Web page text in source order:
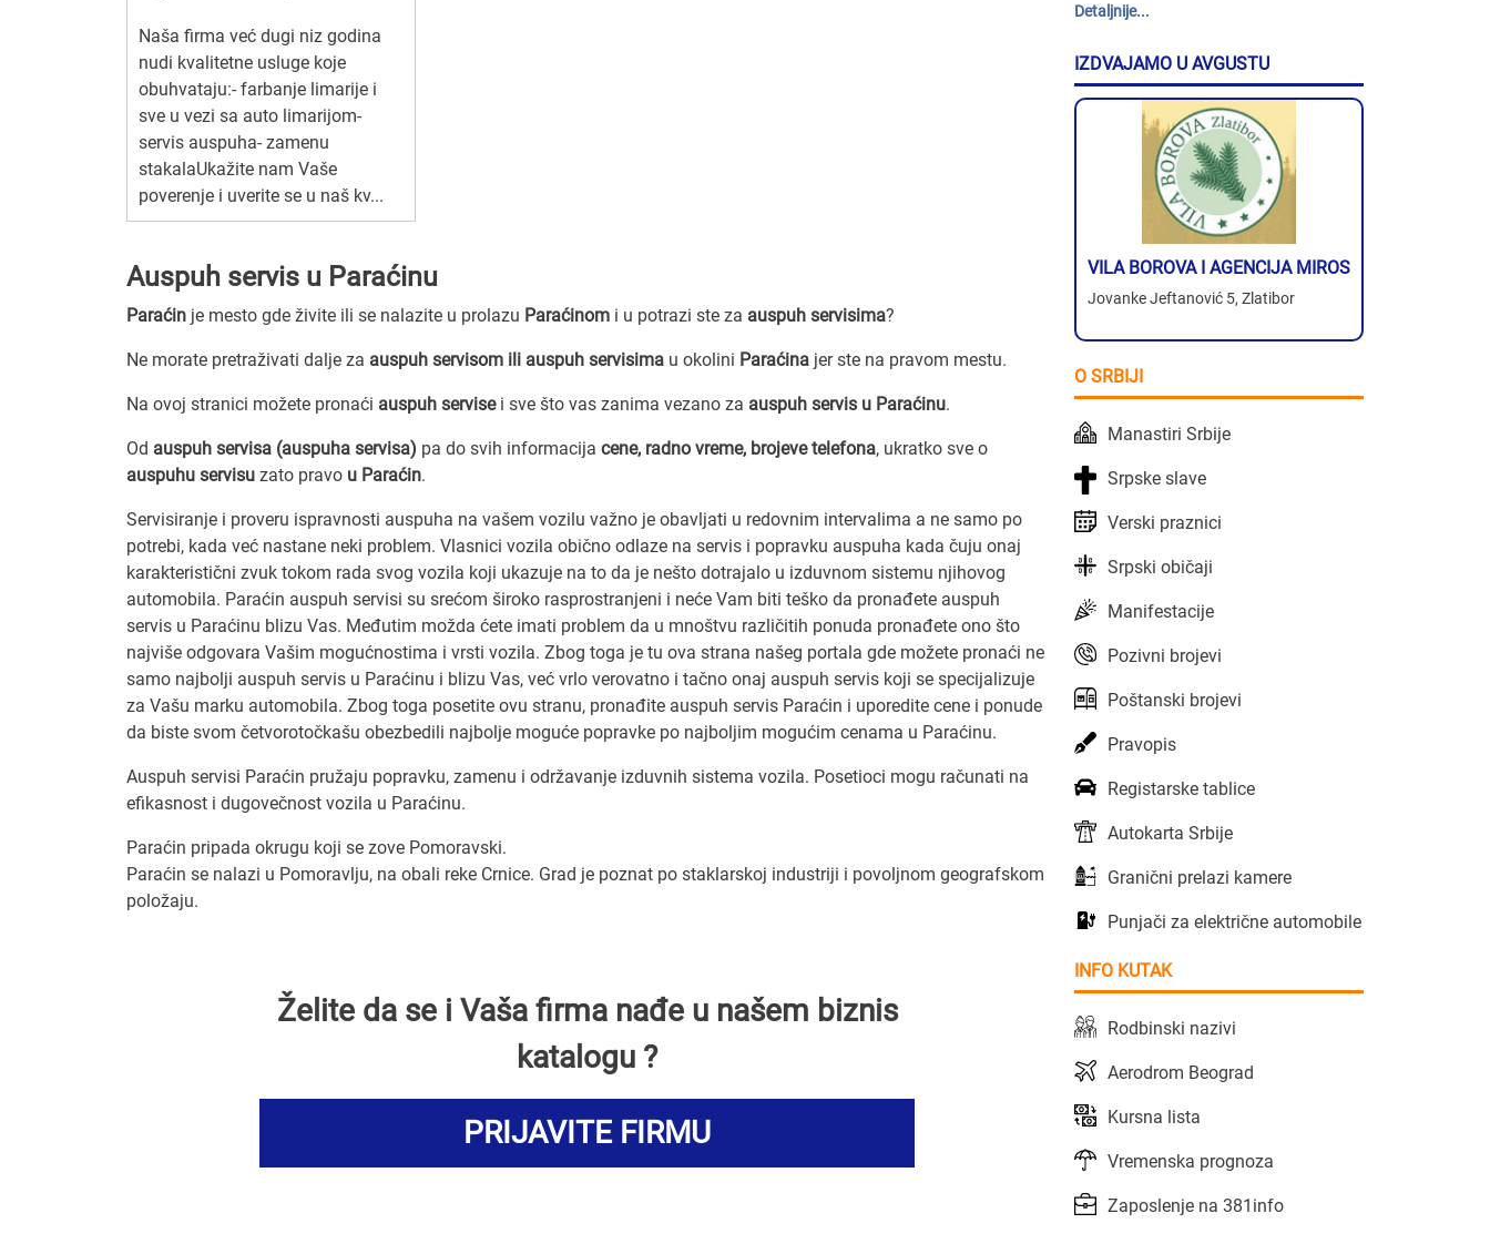
Naša firma već dugi niz godina
nudi kvalitetne usluge koje
obuhvataju:- farbanje limarije i
sve u vezi sa auto limarijom-
servis auspuha- zamenu
stakalaUkažite nam Vaše
poverenje i uverite se u naš kv...
Auspuh servis u Paraćinu
Paraćin je mesto gde živite ili se nalazite u prolazu Paraćinom i u potrazi ste za auspuh servisima?
Ne morate pretraživati dalje za auspuh servisom ili auspuh servisima u okolini Paraćina jer ste na pravom mestu.
Na ovoj stranici možete pronaći auspuh servisei sve što vas zanima vezano za auspuh servis u Paraćinu.
Od auspuh servisa (auspuha servisa) pa do svih informacija cene, radno vreme, brojeve telefona, ukratko sve o
auspuhu servisu zato pravo u Paraćin.
Servisiranje i proveru ispravnosti auspuha na vašem vozilu važno je obavljati u redovnim intervalima a ne samo po
potrebi, kada već nastane neki problem. Vlasnici vozila obično odlaze na servis i popravku auspuha kada čuju onaj
karakteristični zvuk tokom rada svog vozila koji ukazuje na to da je nešto dotrajalo u izduvnom sistemu njihovog
automobila. Paraćin auspuh servisi su srećom široko rasprostranjeni i neće Vam biti teško da pronađete auspuh
servis u Paraćinu blizu Vas. Međutim možda ćete imati problem da u mnoštvu različitih ponuda pronađete ono što
najviše odgovara Vašim mogućnostima i vrsti vozila. Zbog toga je tu ova strana našeg portala gde možete pronaći ne
samo najbolji auspuh servis u Paraćinu i blizu Vas, već vrlo verovatno i tačno onaj auspuh servis koji se specijalizuje
za Vašu marku automobila. Zbog toga posetite ovu stranu, pronađite auspuh servis Paraćin i uporedite cene i ponude
da biste svom četvorotočkašu obezbedili najbolje moguće popravke po najboljim mogućim cenama u Paraćinu.
Auspuh servisi Paraćin pružaju popravku, zamenu i održavanje izduvnih sistema vozila. Posetioci mogu računati na
efikasnost i dugovečnost vozila u Paraćinu.
Paraćin pripada okrugu koji se zove Pomoravski.
Paraćin se nalazi u Pomoravlju, na obali reke Crnice. Grad je poznat po staklarskoj industriji i povoljnom geografskom
položaju.
Želite da se i Vaša firma nađe u našem biznis
katalogu ?
PRIJAVITE FIRMU
Detaljnije...
IZDVAJAMO U AVGUSTU
VILA BOROVA I AGENCIJA MIROS
Jovanke Jeftanović 5, Zlatibor
O SRBIJI
Manastiri Srbije
Srpske slave
Verski praznici
Srpski običaji
Manifestacije
Pozivni brojevi
Poštanski brojevi
Pravopis
Registarske tablice
Autokarta Srbije
Granični prelazi kamere
Punjači za električne automobile
INFO KUTAK
Rodbinski nazivi
Aerodrom Beograd
Kursna lista
Vremenska prognoza
Zaposlenje na 381info